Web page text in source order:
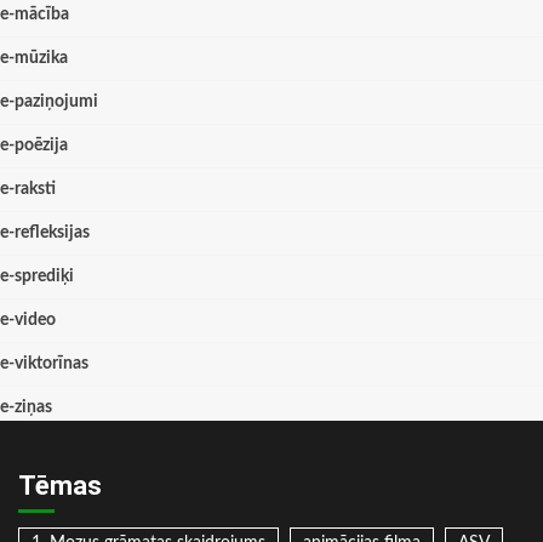
e-mācība
e-mūzika
e-paziņojumi
e-poēzija
e-raksti
e-refleksijas
e-sprediķi
e-video
e-viktorīnas
e-ziņas
Tēmas